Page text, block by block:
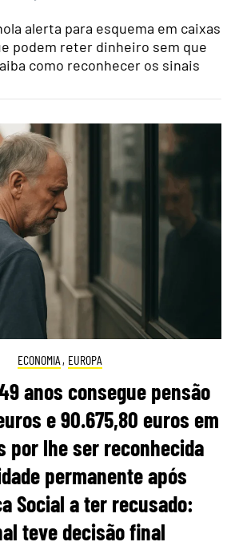
alerta para esquema em caixas
podem reter dinheiro sem que
como reconhecer os sinais
ECONOMIA , EUROPA
anos consegue pensão
e 90.675,80 euros em
por lhe ser reconhecida
permanente após
Social a ter recusado:
teve decisão final